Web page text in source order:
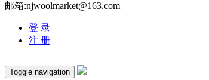
邮箱:njwoolmarket@163.com
登 录
注 册
Toggle navigation